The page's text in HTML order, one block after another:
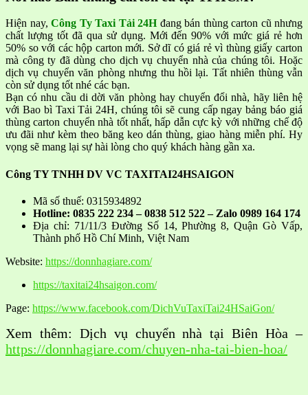
Hiện nay, Công Ty Taxi Tải 24Hđang bán thùng carton cũ nhưng
chất lượng tốt đã qua sử dụng. Mới đến 90% với mức giá rẻ hơn
50% so với các hộp carton mới. Sở dĩ có giá rẻ vì thùng giấy carton
mà công ty đã dùng cho dịch vụ chuyển nhà của chúng tôi. Hoặc
dịch vụ chuyển văn phòng nhưng thu hồi lại. Tất nhiên thùng vẫn
còn sử dụng tốt nhé các bạn.
Bạn có nhu cầu di dời văn phòng hay chuyển đổi nhà, hãy liên hệ
với Bao bì Taxi Tải 24H, chúng tôi sẽ cung cấp ngay bảng báo giá
thùng carton chuyển nhà tốt nhất, hấp dẫn cực kỳ với những chế độ
ưu đãi như kèm theo băng keo dán thùng, giao hàng miễn phí. Hy
vọng sẽ mang lại sự hài lòng cho quý khách hàng gần xa.
Công TY TNHH DV VC TAXITAI24HSAIGON
Mã số thuế: 0315934892
Hotline: 0835 222 234 – 0838 512 522 – Zalo 0989 164 174
Địa chỉ: 71/11/3 Đường Số 14, Phường 8, Quận Gò Vấp,
Thành phố Hồ Chí Minh, Việt Nam
Website: https://donnhagiare.com/
https://taxitai24hsaigon.com/
Page: https://www.facebook.com/DichVuTaxiTai24HSaiGon/
Xem thêm: Dịch vụ chuyển nhà tại Biên Hòa –
https://donnhagiare.com/chuyen-nha-tai-bien-hoa/